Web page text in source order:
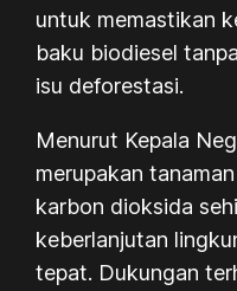
untuk memastikan
baku biodiesel
isu deforestasi.
Menurut Kepala
merupakan
karbon dioksida
keberlanjutan
tepat. Dukungan